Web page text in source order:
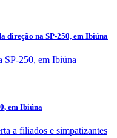
direção na SP-250, em Ibiúna
em Ibiúna